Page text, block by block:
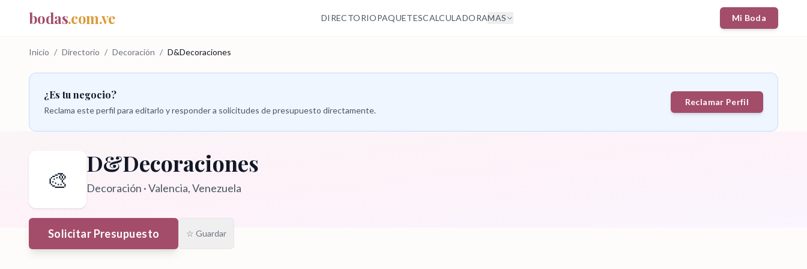
bodas.com.ve DIRECTORIOPAQUETESCALCULADORAMAS Mi Boda
Inicio / Directorio / Decoración / D&Decoraciones
¿Es tu negocio?
Reclama este perfil para editarlo y responder a solicitudes de presupuesto directamente.
Reclamar Perfil
🎨
D&Decoraciones
Decoración ·Valencia, Venezuela
Solicitar Presupuesto ☆ Guardar